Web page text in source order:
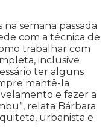
semana passada
com a técnica de
trabalhar com
inclusive
ter alguns
mantê-la
e fazer a
relata Bárbara
urbanista e